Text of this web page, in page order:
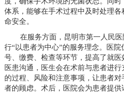
体系，能够在手术过程中及时处理
命安全。
在服务方面，昆明市第一人民
行“以患者为中心”的服务理念。医
号、缴费、检查等环节，提高了就
医患沟通，医生会在术前与患者进
的过程、风险和注意事项，让患者
者的顾虑。术后，医院会为患者提